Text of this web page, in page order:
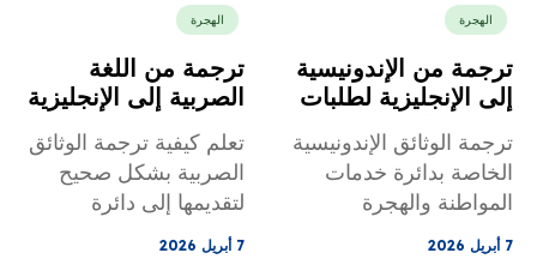
الهجرة
ترجمة من الإندونيسية
إلى الإنجليزية لطلبات
خدمات المواطنة
والهجرة الأمريكية
ترجمة الوثائق الإندونيسية
الخاصة بدائرة خدمات
المواطنة والهجرة
بشكل صحيح. تعرف على
7 أبريل 2026
الهجرة
ترجمة من اللغة
الصربية إلى الإنجليزية
لملفات دائرة خدمات
المواطنة والهجرة
الأمريكية (USCIS)
وملفات الهجرة
تعلم كيفية ترجمة الوثائق
الصربية بشكل صحيح
لتقديمها إلى دائرة
خدمات المواطنة والهجرة 7 أبريل 2026